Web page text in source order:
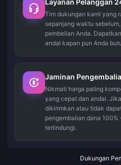
Layanan Pelanggan
Tim dukungan kami yang
sepanjang waktu
pembelian Anda.
andal kapan pun Anda
Jaminan
Nikmati harga paling
yang cepat dan andal.
dikirimkan atau tidak
pengembalian dana
terlindungi.
Dukungan